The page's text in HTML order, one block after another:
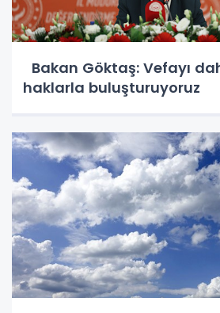
Bakan Göktaş: Vefayı
haklarla buluşturuyoruz